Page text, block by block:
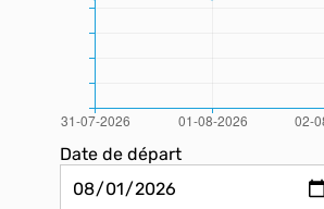
Date de départ